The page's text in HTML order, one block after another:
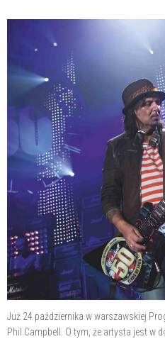
Już 24 października w warszawskiej
Phil Campbell. O tym, że artysta jest w